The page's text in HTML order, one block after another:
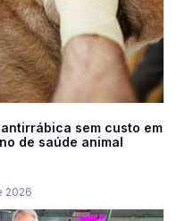
sem custo em
de saúde animal
2026